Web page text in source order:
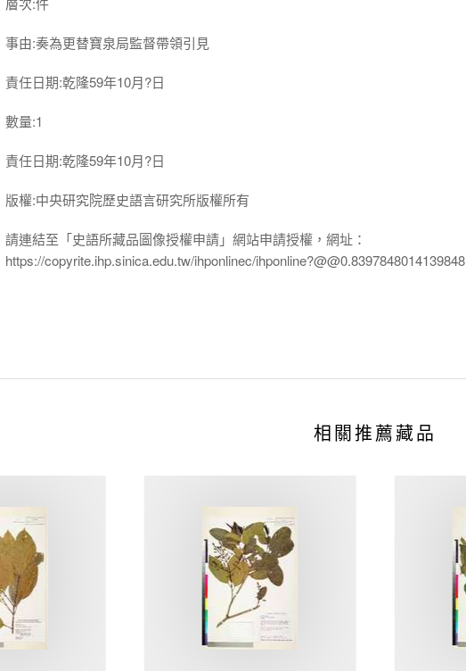
事由:奏為更替寶泉局監督帶領引見
責任日期:乾隆59年10月?日
數量:1
責任日期:乾隆59年10月?日
版權:中央研究院歷史語言研究所版權所有
請連結至「史語所藏品圖像授權申請」網站申請授權，網址：
https://copyrite.ihp.sinica.edu.tw/ihponlinec/ihponline?@@0.8397848014139848
相關推薦藏品